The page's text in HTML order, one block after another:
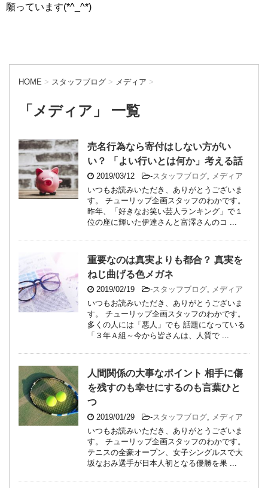
願っています(*^_^*)
HOME > スタッフブログ > メディア >
「メディア」 一覧
売名行為なら寄付はしない方がい
い？ 「よい行いとは何か」考える話
2019/03/12 -スタッフブログ, メディア
いつもお読みいただき、ありがとうございま
す。 チューリップ企画スタッフのわかです。
昨年、「好きなお笑い芸人ランキング」で１
位の座に輝いた伊達さんと富澤さんのコ ...
重要なのは真実よりも都合？ 真実を
ねじ曲げる色メガネ
2019/02/19 -スタッフブログ, メディア
いつもお読みいただき、ありがとうございま
す。 チューリップ企画スタッフのわかです。
多くの人には「悪人」でも 話題になっている
「３年Ａ組～今から皆さんは、人質で ...
人間関係の大事なポイント 相手に傷
を残すのも幸せにするのも言葉ひと
つ
2019/01/29 -スタッフブログ, メディア
いつもお読みいただき、ありがとうございま
す。 チューリップ企画スタッフのわかです。
テニスの全豪オープン、女子シングルスで大
坂なおみ選手が日本人初となる優勝を果 ...